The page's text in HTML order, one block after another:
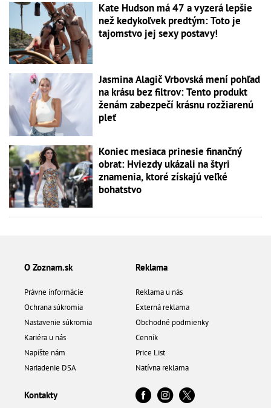
Kate Hudson má 47 a vyzerá lepšie
než kedykoľvek predtým: Toto je
tajomstvo jej sexy postavy!
Jasmina Alagič Vrbovská mení pohľad
na krásu bez filtrov: Tento produkt
ženám zabezpečí krásnu rozžiarenú
pleť
Koniec mesiaca prinesie finančný
obrat: Hviezdy ukázali na štyri
znamenia, ktoré získajú veľké
bohatstvo
O Zoznam.sk
Právne informácie
Ochrana súkromia
Nastavenie súkromia
Kariéra u nás
Napíšte nám
Nariadenie DSA
Reklama
Reklama u nás
Externá reklama
Obchodné podmienky
Cenník
Price List
Natívna reklama
Kontakty